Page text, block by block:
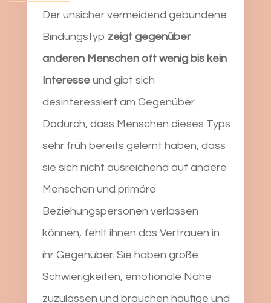
Der unsicher vermeidend gebundene
Bindungstyp zeigt gegenüber
anderen Menschen oft wenig bis kein
Interesseund gibt sich
desinteressiert am Gegenüber.
Dadurch, dass Menschen dieses Typs
sehr früh bereits gelernt haben, dass
sie sich nicht ausreichend auf andere
Menschen und primäre
Beziehungspersonen verlassen
können, fehlt ihnen das Vertrauen in
ihr Gegenüber. Sie haben große
Schwierigkeiten, emotionale Nähe
zuzulassen und brauchen häufige und